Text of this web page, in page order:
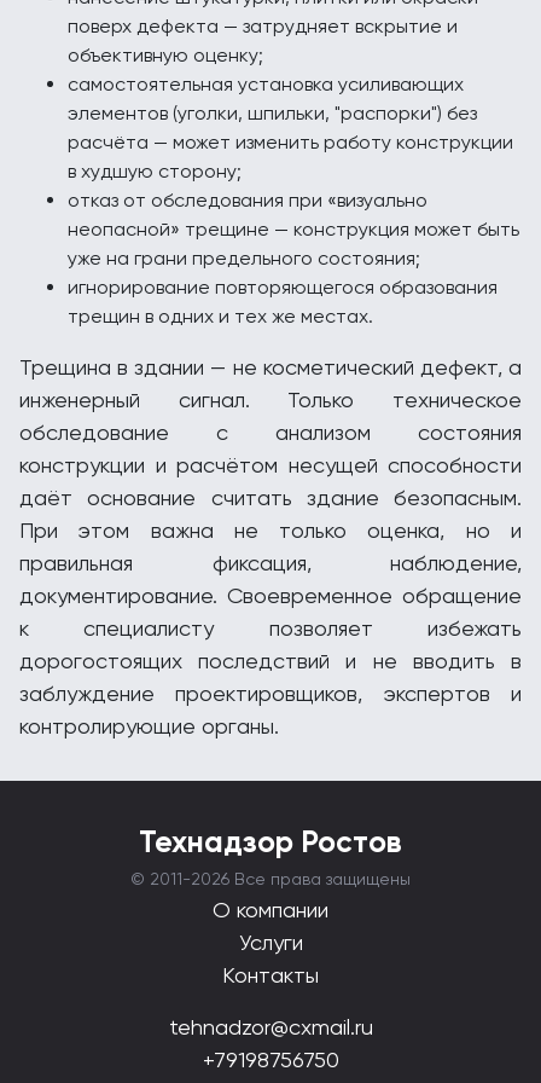
поверх дефекта — затрудняет вскрытие и
объективную оценку;
самостоятельная установка усиливающих
элементов (уголки, шпильки, "распорки") без
расчёта — может изменить работу конструкции
в худшую сторону;
отказ от обследования при «визуально
неопасной» трещине — конструкция может быть
уже на грани предельного состояния;
игнорирование повторяющегося образования
трещин в одних и тех же местах.
Трещина в здании — не косметический дефект, а
инженерный сигнал. Только техническое
обследование с анализом состояния
конструкции и расчётом несущей способности
даёт основание считать здание безопасным.
При этом важна не только оценка, но и
правильная фиксация, наблюдение,
документирование. Своевременное обращение
к специалисту позволяет избежать
дорогостоящих последствий и не вводить в
заблуждение проектировщиков, экспертов и
контролирующие органы.
Технадзор Ростов
© 2011-2026 Все права защищены
О компании
Услуги
Контакты
tehnadzor@cxmail.ru
+79198756750